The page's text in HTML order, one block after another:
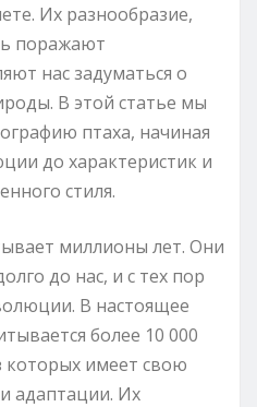
Их разнообразие,
поражают
нас задуматься о
В этой статье мы
птаха, начиная
до характеристик и
стиля.
миллионы лет. Они
до нас, и с тех пор
В настоящее
более 10 000
имеет свою
адаптации. Их